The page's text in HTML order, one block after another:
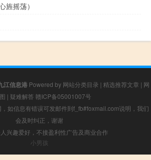
旌摇荡）
江信息港 Powered by 网站分类目录 | 精选推荐文章 | 网
| 疑难解答 赣ICP备05001007号
如信息有错误可发邮件到f_fb#foxmail.com说明，我们
会及时纠正，谢谢
兴趣爱好，不接盈利性广告及商业合作
小男孩